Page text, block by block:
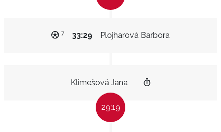
Plojharová Barbora
33:29
7
Klimešová Jana
29:19